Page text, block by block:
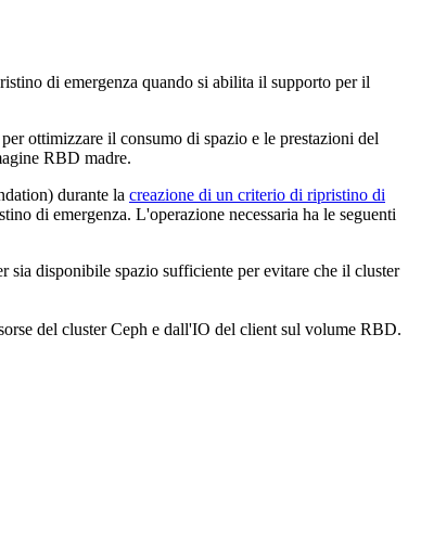
di emergenza quando si abilita il supporto per il
ottimizzare il consumo di spazio e le prestazioni del
RBD madre.
durante la creazione di un criterio di ripristino di
di emergenza. L'operazione necessaria ha le seguenti
disponibile spazio sufficiente per evitare che il cluster
del cluster Ceph e dall'IO del client sul volume RBD.